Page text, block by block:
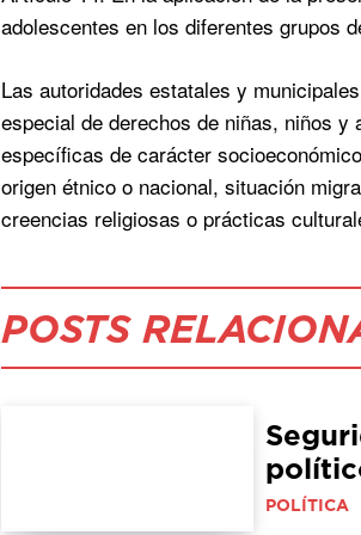
adolescentes en los diferentes grupos
Las autoridades estatales y
especial de derechos de niñas, niños
específicas de carácter
origen étnico o nacional, situación
creencias religiosas o prácticas
POSTS
POLÍTICA